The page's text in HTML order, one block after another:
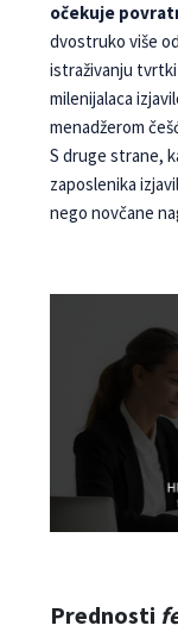
očekuje
dvostruko više
istraživanju tvrtki
milenijalaca
menadžerom
S druge strane,
zaposlenika
nego novčane
Prednosti